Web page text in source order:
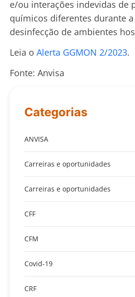
e/ou interações indevidas de
químicos diferentes durante
desinfecção de ambientes
Leia o Alerta GGMON 2/2023.
Fonte: Anvisa
Categorias
ANVISA
Carreiras e oportunidades
Carreiras e oportunidades
CFF
CFM
Covid-19
CRF